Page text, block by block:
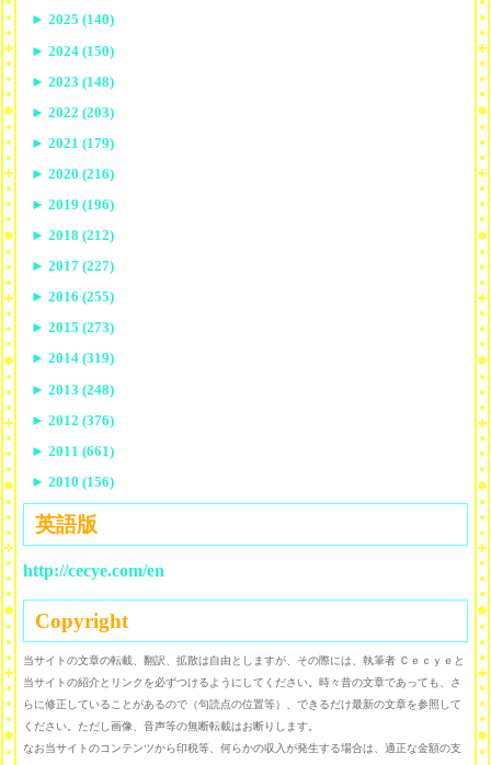
► 2025 (140)
► 2024 (150)
► 2023 (148)
► 2022 (203)
► 2021 (179)
► 2020 (216)
► 2019 (196)
► 2018 (212)
► 2017 (227)
► 2016 (255)
► 2015 (273)
► 2014 (319)
► 2013 (248)
► 2012 (376)
► 2011 (661)
► 2010 (156)
英語版
http://cecye.com/en
Copyright
当サイトの文章の転載、翻訳、拡散は自由としますが、その際には、執筆者 Ｃｅｃｙｅと
当サイトの紹介とリンクを必ずつけるようにしてください。時々昔の文章であっても、さ
らに修正していることがあるので（句読点の位置等）、できるだけ最新の文章を参照して
ください。ただし画像、音声等の無断転載はお断りします。
なお当サイトのコンテンツから印税等、何らかの収入が発生する場合は、適正な金額の支